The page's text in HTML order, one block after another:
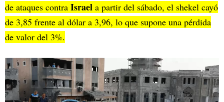
de ataques contra Israel a partir del sábado, el shekel cayó
de 3,85 frente al dólar a 3,96, lo que supone una pérdida
de valor del 3%.